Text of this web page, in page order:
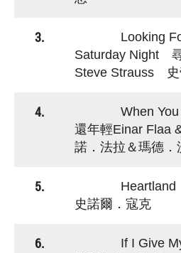
3.
Looking For
Saturday Night
Steve Strauss 史
4.
When You
還年輕Einar Flaa
諾．法拉＆瑪德．
5.
Heartland
史諾爾．寇克
6.
If I Give My